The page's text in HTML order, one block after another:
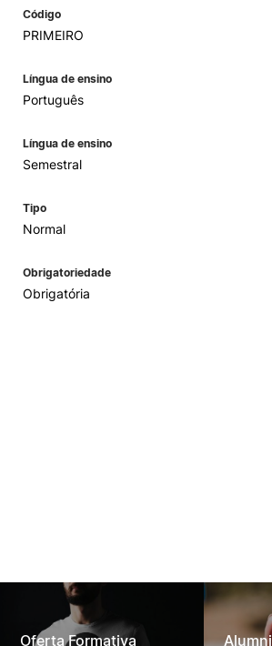
Código
PRIMEIRO
Língua de ensino
Português
Língua de ensino
Semestral
Tipo
Normal
Obrigatoriedade
Obrigatória
Oferta Formativa Alumni